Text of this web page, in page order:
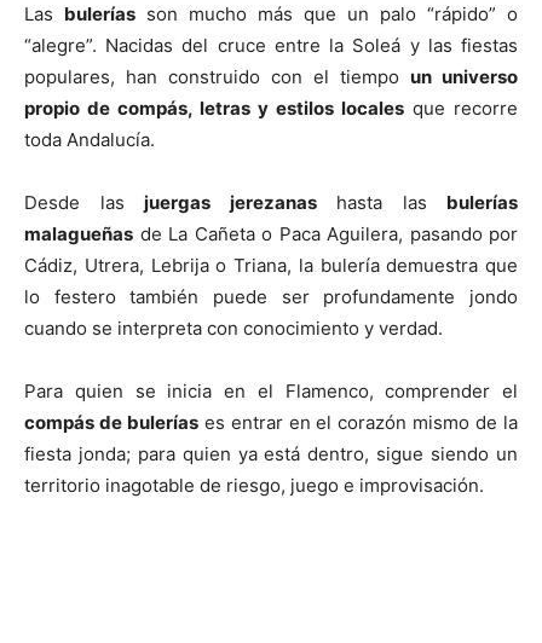
Las bulerías son mucho más que un palo “rápido” o
“alegre”. Nacidas del cruce entre la Soleá y las fiestas
populares, han construido con el tiempo un universo
propio de compás, letras y estilos locales que recorre
toda Andalucía.
Desde las juergas jerezanashasta las bulerías
malagueñas de La Cañeta o Paca Aguilera, pasando por
Cádiz, Utrera, Lebrija o Triana, la bulería demuestra que
lo festero también puede ser profundamente jondo
cuando se interpreta con conocimiento y verdad.
Para quien se inicia en el Flamenco, comprender el
compás de buleríases entrar en el corazón mismo de la
fiesta jonda; para quien ya está dentro, sigue siendo un
territorio inagotable de riesgo, juego e improvisación.